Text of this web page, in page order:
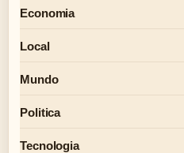
Economia
Local
Mundo
Politica
Tecnologia